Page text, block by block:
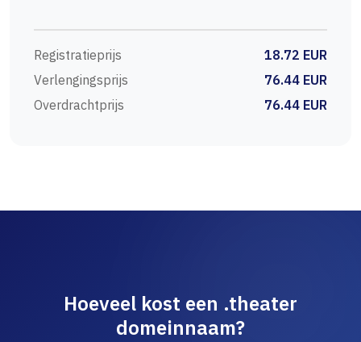
Registratieprijs
18.72 EUR
Verlengingsprijs
76.44 EUR
Overdrachtprijs
76.44 EUR
Hoeveel kost een .theater
domeinnaam?